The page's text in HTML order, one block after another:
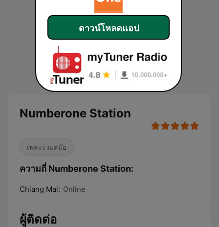
Numberone Station
เพลงร่วมสมัย
ความถี่ Numberone Station:
Chiang Mai: Online
ผู้ติดต่อ
ดาวน์โหลดแอป